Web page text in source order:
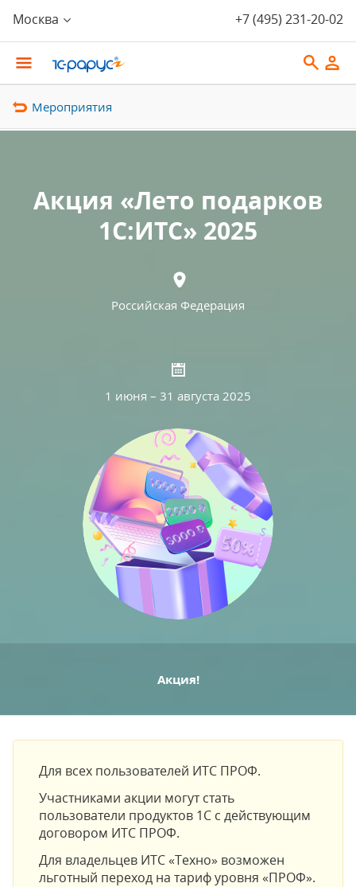
Москва +7 (495) 231-20-02
Мероприятия
Акция «Лето подарков
1С:ИТС» 2025
Российская Федерация
1 июня – 31 августа 2025
Акция!
Для всех пользователей ИТС ПРОФ.
Участниками акции могут стать
пользователи продуктов 1С с действующим
договором ИТС ПРОФ.
Для владельцев ИТС «Техно» возможен
льготный переход на тариф уровня «ПРОФ».